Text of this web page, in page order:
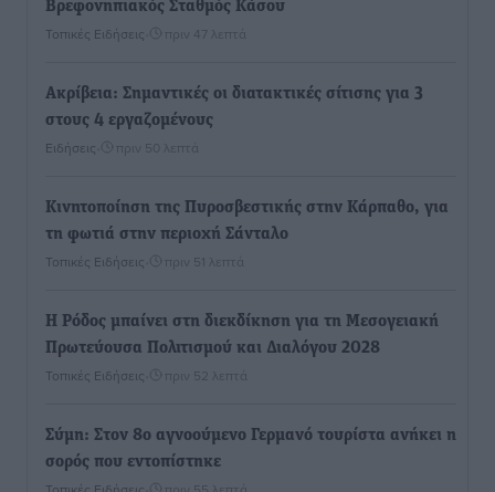
Βρεφονηπιακός Σταθμός Κάσου
Τοπικές Ειδήσεις πριν 47 λεπτά
Ακρίβεια: Σημαντικές οι διατακτικές σίτισης για 3
στους 4 εργαζομένους
Ειδήσεις πριν 50 λεπτά
Κινητοποίηση της Πυροσβεστικής στην Κάρπαθο, για
τη φωτιά στην περιοχή Σάνταλο
Τοπικές Ειδήσεις πριν 51 λεπτά
Η Ρόδος μπαίνει στη διεκδίκηση για τη Μεσογειακή
Πρωτεύουσα Πολιτισμού και Διαλόγου 2028
Τοπικές Ειδήσεις πριν 52 λεπτά
Σύμη: Στον 8ο αγνοούμενο Γερμανό τουρίστα ανήκει η
σορός που εντοπίστηκε